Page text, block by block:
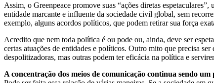
Assim, o Greenpeace promove suas “ações diretas
entidade marcante e influente da sociedade civil global, sem
exemplo, alguns acordos políticos, que podem retirar sua força
Acredito que nem toda política é ou pode ou, ainda, deve ser
certas atuações de entidades e políticos. Outro mito que precisa
despolitizadoras, mas outras podem ter eficácia na política e
A concentração dos meios de comunicação continua sendo